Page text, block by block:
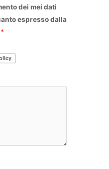
m
e
dei mei dati
espresso dalla
*